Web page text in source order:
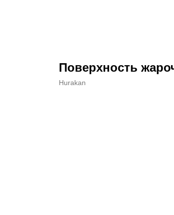
Поверхность
Hurakan